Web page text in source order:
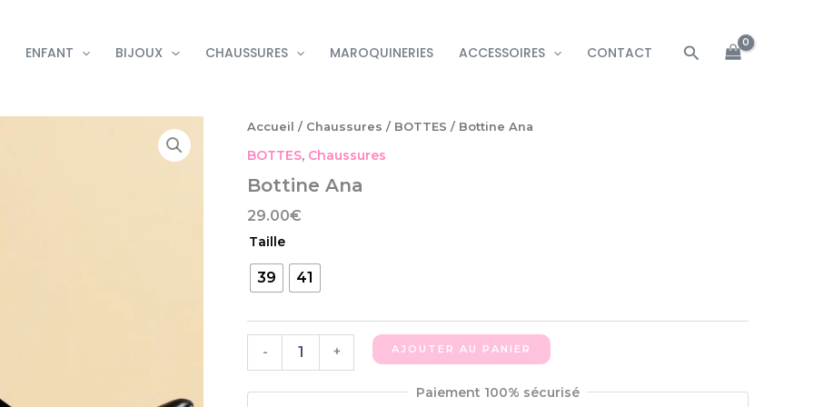
ENFANT BIJOUX CHAUSSURES MAROQUINERIES ACCESSOIRES CONTACT Rechercher
Accueil / Chaussures / BOTTES / Bottine Ana
BOTTES, Chaussures
Bottine Ana
29.00€
Taille
39 41
-
quantité
Bottine
Ana
+ AJOUTER AU PANIER
Paiement 100% sécurisé